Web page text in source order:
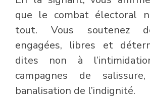
que le combat électoral
tout. Vous soutenez
engagées, libres et
dites non à
campagnes de
banalisation de l’indignité.